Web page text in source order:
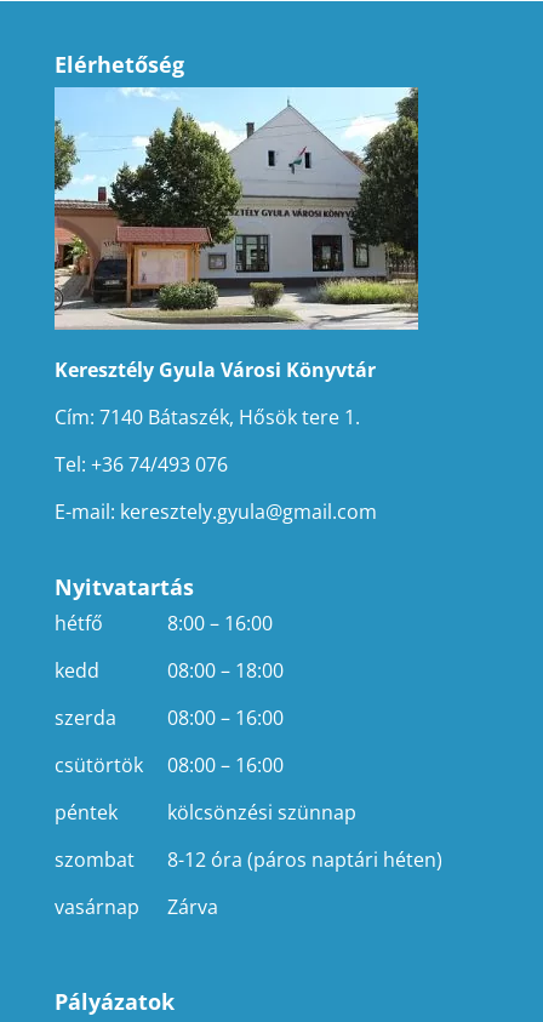
Elérhetőség
Keresztély Gyula Városi Könyvtár
Cím: 7140 Bátaszék, Hősök tere 1.
Tel: +36 74/493 076
E-mail: keresztely.gyula@gmail.com
Nyitvatartás
hétfő
8:00 – 16:00
kedd
08:00 – 18:00
szerda
08:00 – 16:00
csütörtök
08:00 – 16:00
péntek
kölcsönzési szünnap
szombat
8-12 óra (páros naptári héten)
vasárnap
Zárva
Pályázatok